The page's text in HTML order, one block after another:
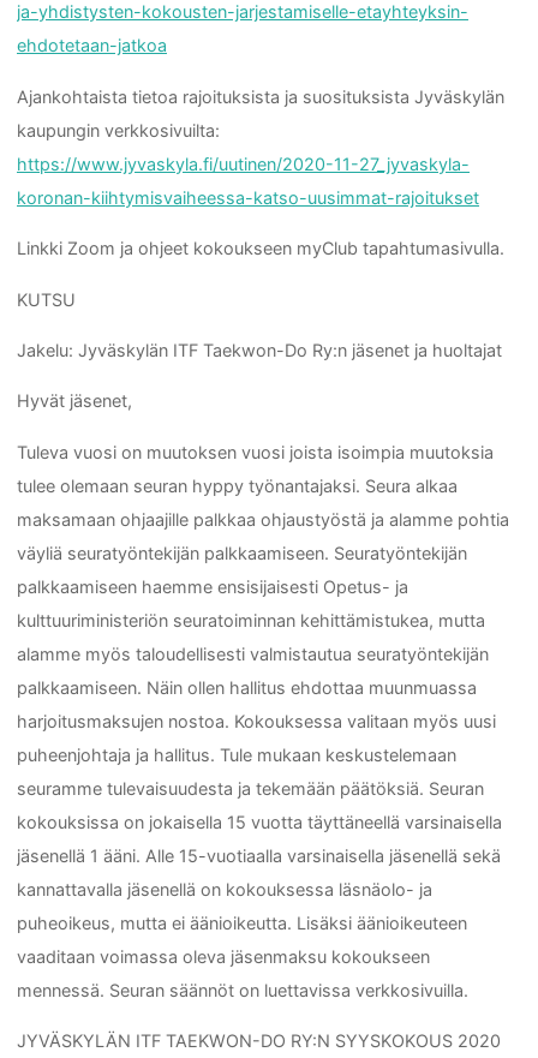
ja-yhdistysten-kokousten-jarjestamiselle-etayhteyksin-
ehdotetaan-jatkoa
Ajankohtaista tietoa rajoituksista ja suosituksista Jyväskylän
kaupungin verkkosivuilta:
https://www.jyvaskyla.fi/uutinen/2020-11-27_jyvaskyla-
koronan-kiihtymisvaiheessa-katso-uusimmat-rajoitukset
Linkki Zoom ja ohjeet kokoukseen myClub tapahtumasivulla.
KUTSU
Jakelu: Jyväskylän ITF Taekwon-Do Ry:n jäsenet ja huoltajat
Hyvät jäsenet,
Tuleva vuosi on muutoksen vuosi joista isoimpia muutoksia
tulee olemaan seuran hyppy työnantajaksi. Seura alkaa
maksamaan ohjaajille palkkaa ohjaustyöstä ja alamme pohtia
väyliä seuratyöntekijän palkkaamiseen. Seuratyöntekijän
palkkaamiseen haemme ensisijaisesti Opetus- ja
kulttuuriministeriön seuratoiminnan kehittämistukea, mutta
alamme myös taloudellisesti valmistautua seuratyöntekijän
palkkaamiseen. Näin ollen hallitus ehdottaa muunmuassa
harjoitusmaksujen nostoa. Kokouksessa valitaan myös uusi
puheenjohtaja ja hallitus. Tule mukaan keskustelemaan
seuramme tulevaisuudesta ja tekemään päätöksiä. Seuran
kokouksissa on jokaisella 15 vuotta täyttäneellä varsinaisella
jäsenellä 1 ääni. Alle 15-vuotiaalla varsinaisella jäsenellä sekä
kannattavalla jäsenellä on kokouksessa läsnäolo- ja
puheoikeus, mutta ei äänioikeutta. Lisäksi äänioikeuteen
vaaditaan voimassa oleva jäsenmaksu kokoukseen
mennessä. Seuran säännöt on luettavissa verkkosivuilla.
JYVÄSKYLÄN ITF TAEKWON-DO RY:N SYYSKOKOUS 2020